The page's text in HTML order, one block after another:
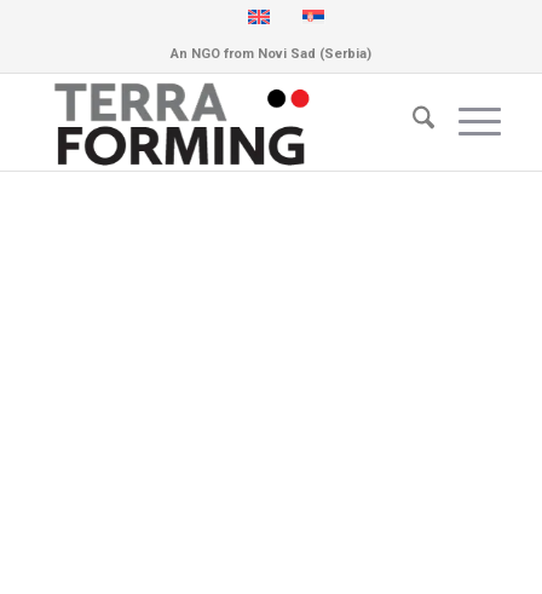
An NGO from Novi Sad (Serbia)